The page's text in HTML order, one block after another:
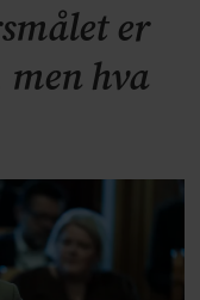
er
men hva